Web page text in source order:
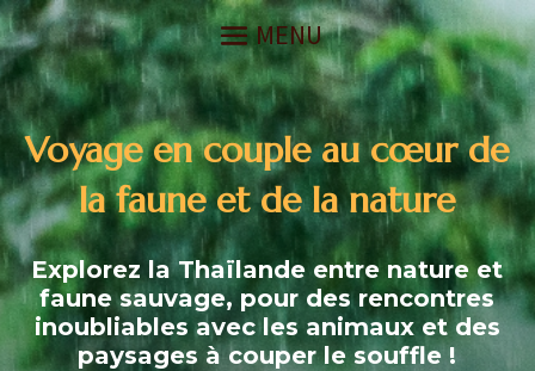
Voyage en couple au cœur de
la faune et de la nature
Explorez la Thaïlande entre nature et
faune sauvage, pour des rencontres
inoubliables avec les animaux et des
paysages à couper le souffle !